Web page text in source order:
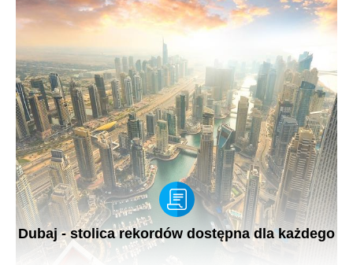
Dubaj - stolica rekordów dostępna dla każdego